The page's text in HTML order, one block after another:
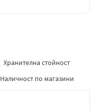
Хранителна стойност
Наличност по магазини